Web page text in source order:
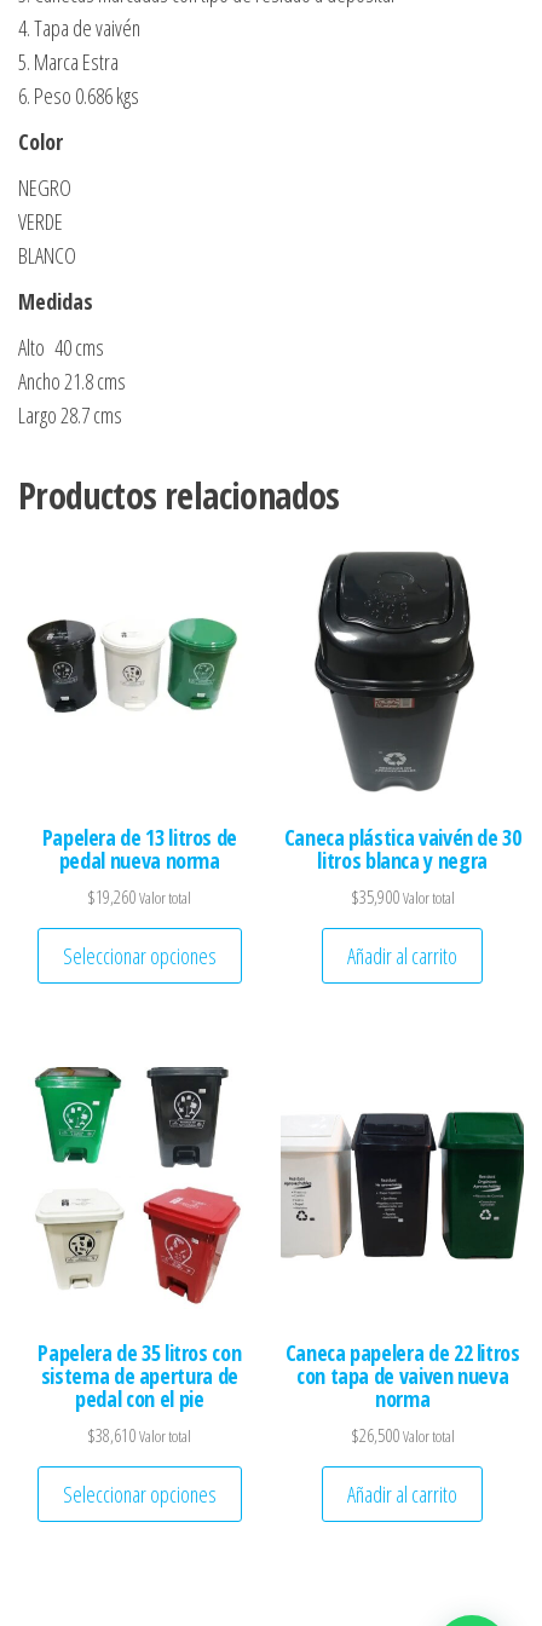
4. Tapa de vaivén
5. Marca Estra
6. Peso 0.686 kgs
Color
NEGRO
VERDE
BLANCO
Medidas
Alto 40 cms
Ancho 21.8 cms
Largo 28.7 cms
Productos relacionados
Papelera de 13 litros de
pedal nueva norma
$19,260Valor total
Seleccionar opciones
Este producto tiene múltiples variantes.
Caneca plástica vaivén de 30
litros blanca y negra
$35,900Valor total
Añadir al carrito
Papelera de 35 litros con
sistema de apertura de
pedal con el pie
$38,610Valor total
Seleccionar opciones
Este producto tiene múltiples variantes.
Caneca papelera de 22 litros
con tapa de vaiven nueva
norma
$26,500Valor total
Añadir al carrito